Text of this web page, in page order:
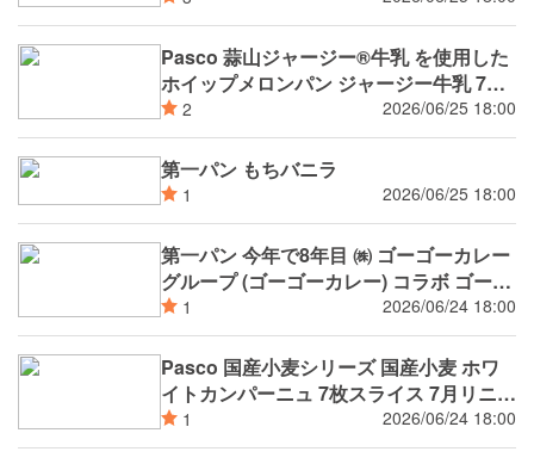
Pasco 蒜山ジャージー®牛乳 を使用した
ホイップメロンパン ジャージー牛乳 7月
新発売
2 2026/06/25 18:00
第一パン もちバニラ
1 2026/06/25 18:00
第一パン 今年で8年目 ㈱ ゴーゴーカレー
グループ (ゴーゴーカレー) コラボ ゴーゴ
ーカレー監修 濃厚ブラックカレーパン ゴ
ーゴーカレー監修 チーズウインナー焼き
カレーパン 7月新発売
1 2026/06/24 18:00
Pasco 国産小麦シリーズ 国産小麦 ホワ
イトカンパーニュ 7枚スライス 7月リニュ
ーアル
1 2026/06/24 18:00